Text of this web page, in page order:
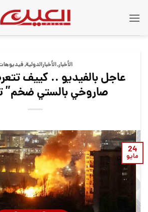
الأخبار,الأخبارالدولية,
عاجل بالفيديو .. كييف
صاروخي بالستي ضخم”
24
مايو